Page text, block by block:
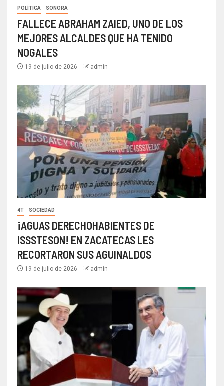
POLÍTICA SONORA
FALLECE ABRAHAM ZAIED, UNO DE LOS
MEJORES ALCALDES QUE HA TENIDO
NOGALES
19 de julio de 2026 admin
4T SOCIEDAD
¡AGUAS DERECHOHABIENTES DE
ISSSTESON! EN ZACATECAS LES
RECORTARON SUS AGUINALDOS
19 de julio de 2026 admin